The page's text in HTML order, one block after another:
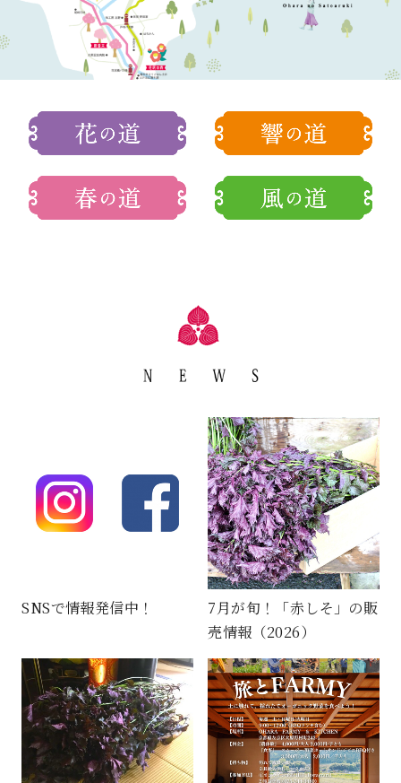
SNSで情報発信中！
7月が旬！「赤しそ」の販
売情報（2026）